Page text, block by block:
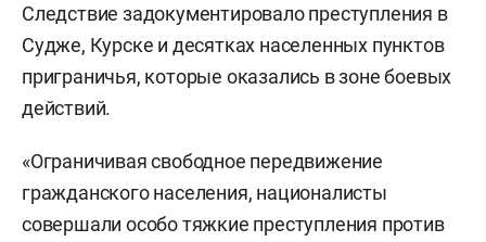
Следствие задокументировало преступления в
Судже, Курске и десятках населенных пунктов
приграничья, которые оказались в зоне боевых
действий.
«Ограничивая свободное передвижение
гражданского населения, националисты
совершали особо тяжкие преступления против